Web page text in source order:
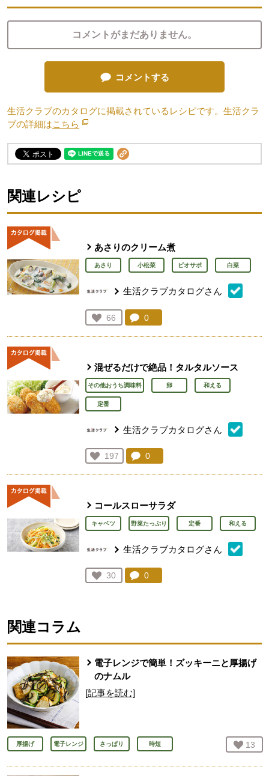
コメントがまだありません。
コメントする
生活クラブのカタログに掲載されているレシピです。生活クラ
ブの詳細はこちら 別のウィンドウで開きます。
関連レシピ
あさりのクリーム煮
あさり 小松菜 ビオサポ 白菜
生活クラブカタログさん
お気に入り登録：
66
人が登録
コメント：
0
混ぜるだけで絶品！タルタルソース
その他おうち調味料 卵 和える
定番
生活クラブカタログさん
お気に入り登録：
197
人が登録
コメント：
0
コールスローサラダ
キャベツ 野菜たっぷり 定番 和える
生活クラブカタログさん
お気に入り登録：
30
人が登録
コメント：
0
関連コラム
電子レンジで簡単！ズッキーニと厚揚げ
のナムル
[記事を読む]
厚揚げ 電子レンジ さっぱり 時短 お気
13